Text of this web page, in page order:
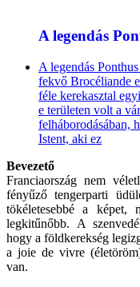
A legendás
A legendás
fekvő Brocéliande
féle kerekasztal
e területen volt a
felháborodásában,
Istent, aki ez
Bevezető
Franciaország nem
fényűző tengerparti
tökéletesebbé a képet,
legkitűnőbb. A
hogy a földkerekség
a joie de vivre
van.